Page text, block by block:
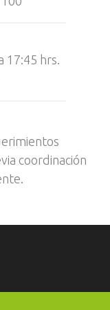
17:45 hrs.
coordinación